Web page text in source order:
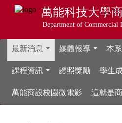
萬能科技大學
Department of Commercial
最新消息 媒體報導 本
課程資訊 證照獎勵 學生
萬能商設校園微電影 這就是